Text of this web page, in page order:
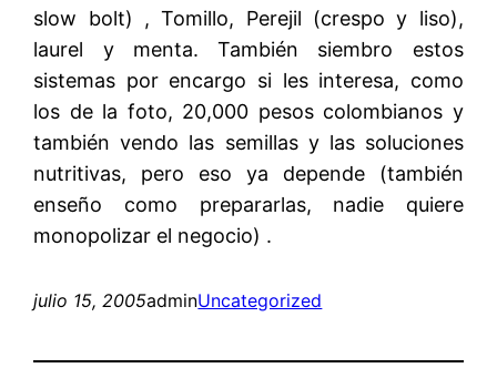
slow bolt) , Tomillo, Perejil (crespo y liso),
laurel y menta. También siembro estos
sistemas por encargo si les interesa, como
los de la foto, 20,000 pesos colombianos y
también vendo las semillas y las soluciones
nutritivas, pero eso ya depende (también
enseño como prepararlas, nadie quiere
monopolizar el negocio) .
julio 15, 2005adminUncategorized